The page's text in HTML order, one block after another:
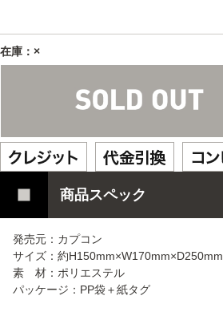
在庫：×
商品スペック
発売元：カプコン
サイズ：約H150mm×W170mm×D250mm
素 材：ポリエステル
パッケージ：PP袋＋紙タグ